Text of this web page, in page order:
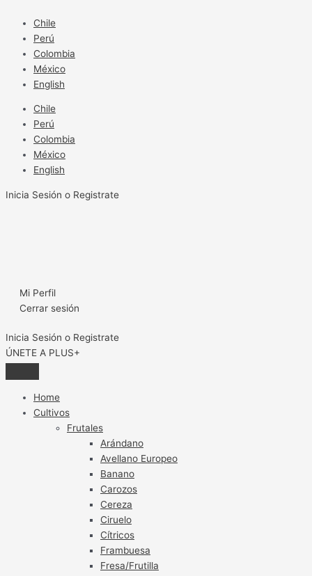
contenido
Chile
Perú
Colombia
México
English
Chile
Perú
Colombia
México
English
Inicia Sesión o Registrate
Mi Perfil
Cerrar sesión
Inicia Sesión o Registrate
ÚNETE A PLUS+
Home
Cultivos
Frutales
Arándano
Avellano Europeo
Banano
Carozos
Cereza
Ciruelo
Cítricos
Frambuesa
Fresa/Frutilla